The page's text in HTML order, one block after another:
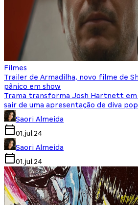
Filmes
Trailer de Armadilha, novo filme de
pânico em show
Trama transforma Josh Hartnett em
sair de uma apresentação de diva
Saori Almeida
01.jul.24
Saori Almeida
01.jul.24